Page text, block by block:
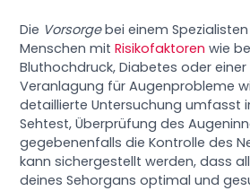
Die Vorsorgebei einem
Menschen mitRisikofaktoren wie
Bluthochdruck, Diabetes oder
Veranlagung für Augenprobleme
detaillierte Untersuchung umfasst
Sehtest, Überprüfung des
gegebenenfalls die Kontrolle des
kann sichergestellt werden, dass
deines Sehorgans optimal und